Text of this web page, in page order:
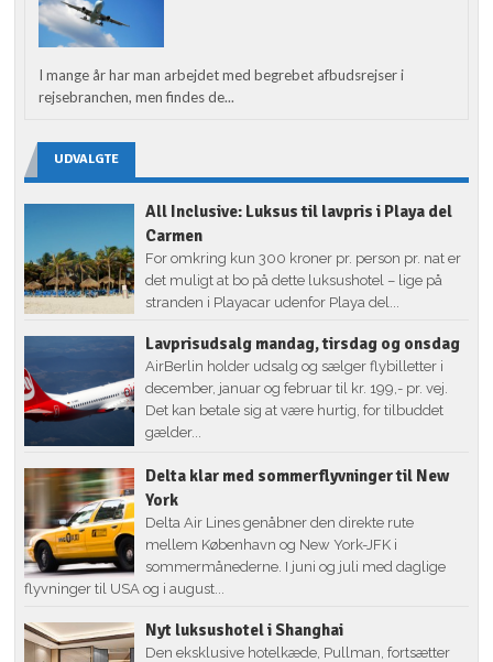
I mange år har man arbejdet med begrebet afbudsrejser i
rejsebranchen, men findes de...
UDVALGTE
All Inclusive: Luksus til lavpris i Playa del
Carmen
For omkring kun 300 kroner pr. person pr. nat er
det muligt at bo på dette luksushotel – lige på
stranden i Playacar udenfor Playa del...
Lavprisudsalg mandag, tirsdag og onsdag
AirBerlin holder udsalg og sælger flybilletter i
december, januar og februar til kr. 199,- pr. vej.
Det kan betale sig at være hurtig, for tilbuddet
gælder...
Delta klar med sommerflyvninger til New
York
Delta Air Lines genåbner den direkte rute
mellem København og New York-JFK i
sommermånederne. I juni og juli med daglige
flyvninger til USA og i august...
Nyt luksushotel i Shanghai
Den eksklusive hotelkæde, Pullman, fortsætter